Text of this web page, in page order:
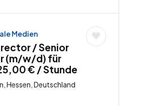
Medien
/ Senior
(m/w/d) für
€ / Stunde
Hessen, Deutschland